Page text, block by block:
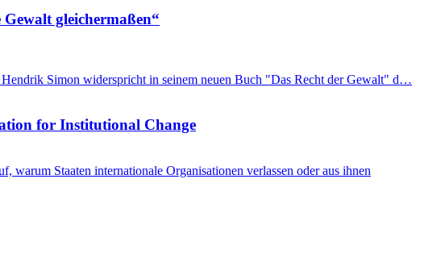
gleichermaßen“
Simon widerspricht in seinem neuen Buch "Das Recht der Gewalt" d…
for Institutional Change
Staaten internationale Organisationen verlassen oder aus ihnen